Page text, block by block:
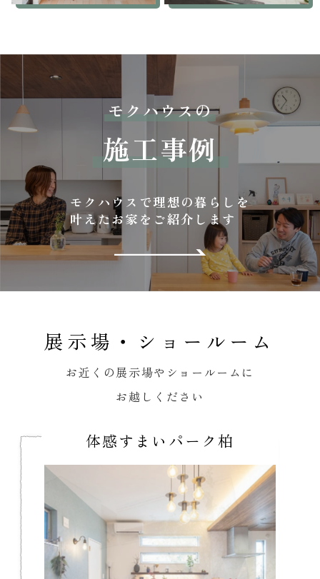
モクハウスの
施工事例
モクハウスで理想の暮らしを
叶えたお家をご紹介します
展示場・ショールーム
お近くの展示場やショールームに
お越しください
体感すまいパーク柏